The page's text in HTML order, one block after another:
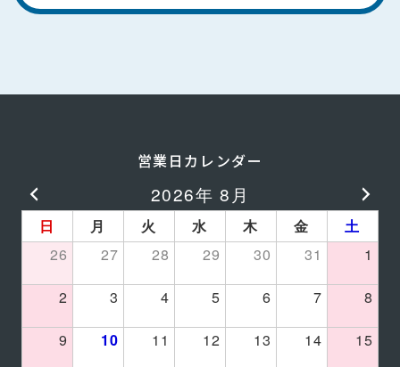
営業日カレンダー
2026年 8月
日 月 火 水 木 金
土
26
27 28 29 30 31 1
2 3 4 5 6 7 8
9 10 11 12 13 14 15